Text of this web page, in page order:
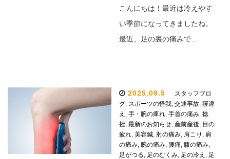
こんにちは！最近は冷えやす
い季節になってきましたね。
最近、足の裏の痛みで…
2025.09.5
スタッフブロ
グ, スポーツの怪我, 交通事故, 寝違
え , 手・腕の痺れ, 手首の痛み, 捻
挫, 最新のお知らせ, 産前産後, 目の
疲れ, 美容鍼, 肘の痛み, 肩こり , 肩
の痛み, 腕の痛み, 腰痛, 膝の痛み,
足がつる, 足のむくみ, 足の冷え , 足